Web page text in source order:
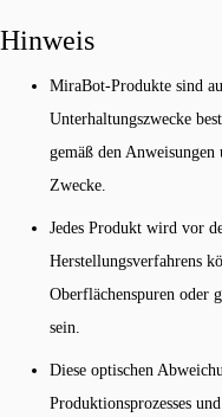
Hinweis
MiraBot-Produkte sind
Unterhaltungszwecke
gemäß den
Zwecke.
Jedes Produkt wird vor
Herstellungsverfahrens
Oberflächenspuren oder
sein.
Diese optischen
Produktionsprozesses